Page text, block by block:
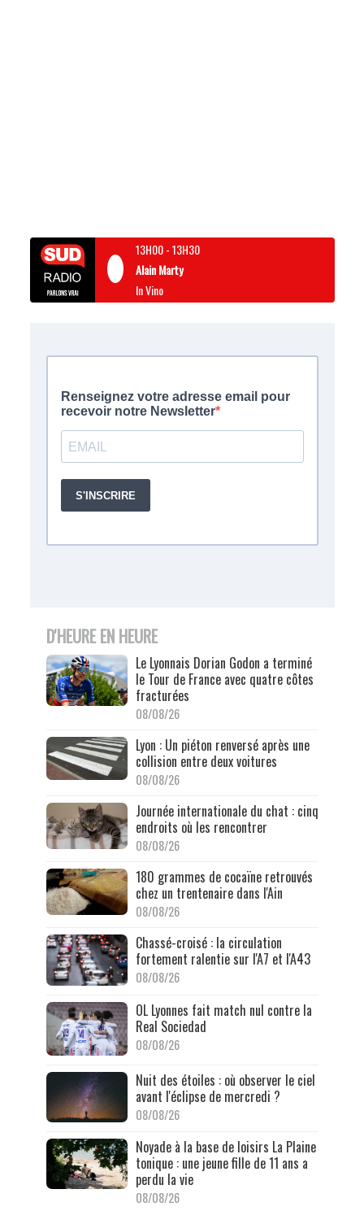
13H00-13H30
Alain Marty
In Vino
D'HEURE EN HEURE
Le Lyonnais Dorian Godon a terminé
le Tour de France avec quatre côtes
fracturées
08/08/26
Lyon : Un piéton renversé après une
collision entre deux voitures
08/08/26
Journée internationale du chat : cinq
endroits où les rencontrer
08/08/26
180 grammes de cocaïne retrouvés
chez un trentenaire dans l'Ain
08/08/26
Chassé-croisé : la circulation
fortement ralentie sur l'A7 et l'A43
08/08/26
OL Lyonnes fait match nul contre la
Real Sociedad
08/08/26
Nuit des étoiles : où observer le ciel
avant l'éclipse de mercredi ?
08/08/26
Noyade à la base de loisirs La Plaine
tonique : une jeune fille de 11 ans a
perdu la vie
08/08/26